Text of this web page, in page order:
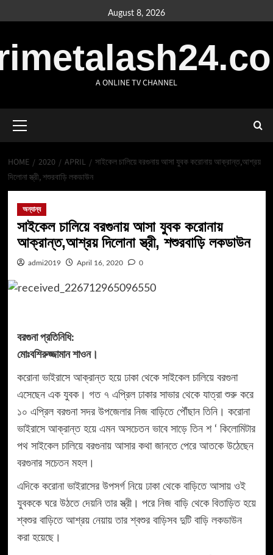
August 8, 2026
A ONLINE TV CHANNEL
HOME 2020 APRIL
সাইকেল চালিয়ে বরগুনায় আসা যুবক করোনায় আক্রান্ত,আশ্রয়
দিলোনা স্ত্রী, শশুরবাড়ি লকডাউন
অন্যান্য
সাইকেল চালিয়ে বরগুনায় আসা যুবক করোনায়
আক্রান্ত,আশ্রয় দিলোনা স্ত্রী, শশুরবাড়ি লকডাউন
admi2019 April 16, 2020 0
বরগুনা প্রতিনিধি:
মোঃবশিরুজ্জামান শাওন।
করোনা ভাইরাসে আক্রান্ত হয়ে ঢাকা থেকে সাইকেল চালিয়ে বরগুনা
এসেছেন এক যুবক। গত ৭ এপ্রিল ঢাকার সাভার থেকে যাত্রা শুরু করে
১০ এপ্রিল বরগুনা সদর উপজেলার নিজ বাড়িতে পৌঁছান তিনি। করোনা
ভাইরাসে আক্রান্ত হয়ে এমন অসচেতন ভাবে সাড়ে তিন শ ‘ কিলোমিটার
পথ সাইকেল চালিয়ে বরগুনায় আসার কথা জানতে পেরে আতকে উঠেছেন
বরগুনার সচেতন মহল।
এদিকে করোনা ভাইরাসের উপসর্গ নিয়ে ঢাকা থেকে বাড়িতে আসায় ওই
যুবককে ঘরে উঠতে দেয়নি তার স্ত্রী। পরে নিজ বাড়ি থেকে বিতাড়িত হয়ে
শ্বশুর বাড়িতে আশ্রয় নেয়ায় তার শ্বশুর বাড়িসব দুটি বাড়ি লকডাউন
করা হয়েছে।